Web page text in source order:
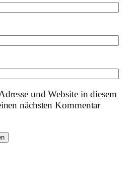
und Website in diesem
nächsten Kommentar